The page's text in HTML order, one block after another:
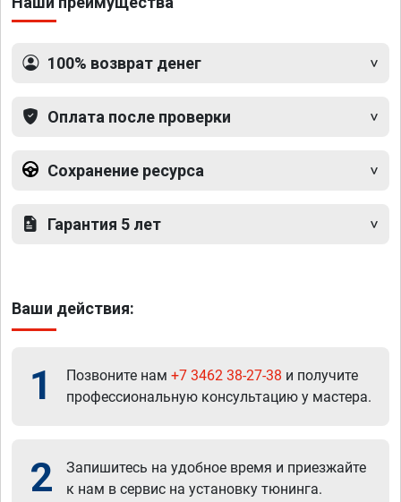
100% возврат денег
Оплата после проверки
Сохранение ресурса
Гарантия 5 лет
Ваши действия:
1 Позвоните нам +7 3462 38-27-38 и получите
профессиональную консультацию у мастера.
2
Запишитесь на удобное время и приезжайте
к нам в сервис на установку тюнинга.